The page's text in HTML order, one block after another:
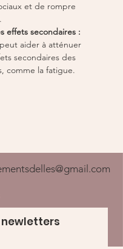
et de rompre
effets secondaires :
aider à atténuer
secondaires des
comme la fatigue.
newletters